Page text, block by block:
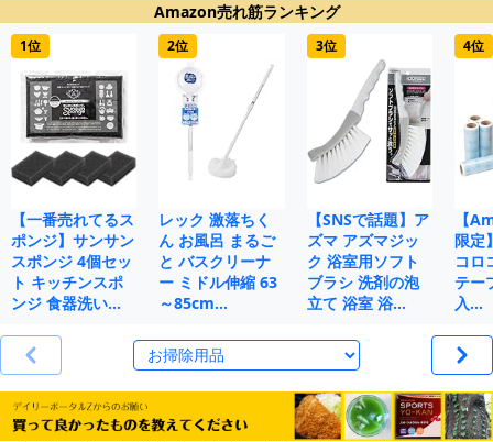
Amazon売れ筋ランキング
1位
【一番売れてるス
ポンジ】サンサン
スポンジ 4個セッ
ト キッチンスポ
ンジ 食器洗い…
2位
レック 激落ちく
ん お風呂 まるご
と バスクリーナ
ー ミドル伸縮 63
～85cm…
3位
【SNSで話題】ア
ズマ アズマジッ
ク 浴室用ソフト
ブラシ 洗剤の泡
立て 浴室 浴…
4位
【
限定
コロ
テー
入…